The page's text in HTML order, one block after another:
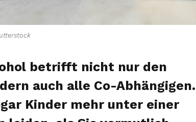
betrifft nicht nur den
auch alle Co-Abhängigen.
Kinder mehr unter einer